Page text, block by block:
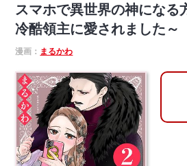
スマホで異世界の神になる
冷酷領主に愛されました～
漫画： まるかわ